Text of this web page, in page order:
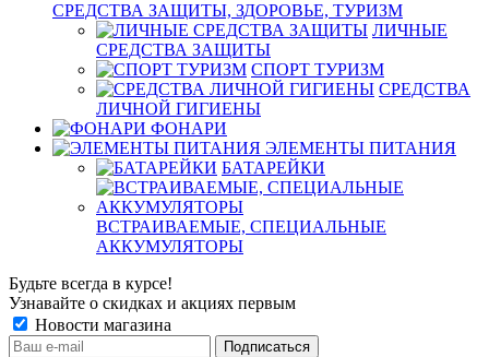
СРЕДСТВА ЗАЩИТЫ, ЗДОРОВЬЕ, ТУРИЗМ
ЛИЧНЫЕ
СРЕДСТВА ЗАЩИТЫ
СПОРТ ТУРИЗМ
СРЕДСТВА
ЛИЧНОЙ ГИГИЕНЫ
ФОНАРИ
ЭЛЕМЕНТЫ ПИТАНИЯ
БАТАРЕЙКИ
ВСТРАИВАЕМЫЕ, СПЕЦИАЛЬНЫЕ
АККУМУЛЯТОРЫ
Будьте всегда в курсе!
Узнавайте о скидках и акциях первым
Новости магазина